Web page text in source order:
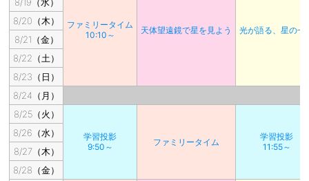
ファミリータイム
10:10～
天体望遠鏡で星を見よう 光が語る、星の一
8/20（木）
8/21（金）
8/22（土）
8/23（日）
8/24（月）
8/25（火）
学習投影
9:50～
ファミリータイム
学習投影
11:55～
8/26（水）
8/27（木）
8/28（金）